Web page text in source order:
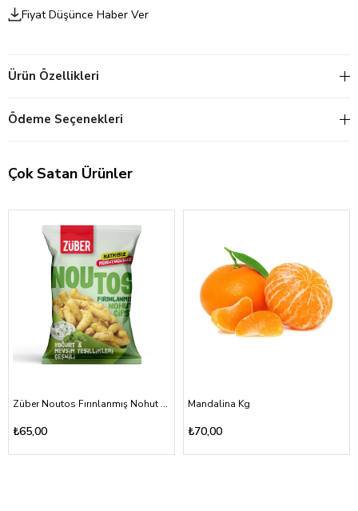
Fiyat Düşünce Haber Ver
Ürün Özellikleri
Ödeme Seçenekleri
Çok Satan Ürünler
Züber Noutos Fırınlanmış Nohut Cipsi Yoğurt Mevsim Yeşillikleri 55gr
₺65,00
Mandalina Kg
₺70,00